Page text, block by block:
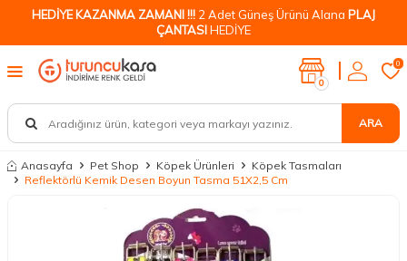
HEDİYE KAZANMA ZAMANI !!! 2 Adet Güneş Ürünü Alana PLAJ
ÇANTASIHEDİYE
ARA
0
0
Anasayfa Pet Shop Köpek Ürünleri
Köpek Tasmaları
Reflektörlü Kemik Desen Boyun Tasma 51X2,5 Cm